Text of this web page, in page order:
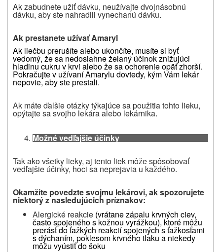
Ak zabudnete užiť dávku, neužívajte dvojnásobnú
dávku, aby ste nahradili vynechanú dávku.
Ak prestanete užívať Amaryl
Ak liečbu prerušíte alebo ukončíte, musíte si byť
vedomý, že sa nedosiahne želaný účinok znižujúci
hladinu cukru v krvi alebo že sa ochorenie opäť zhorší.
Pokračujte v užívaní Amarylu dovtedy, kým Vám lekár
nepovie, aby ste prestali.
Ak máte ďalšie otázky týkajúce sa použitia tohto lieku,
opýtajte sa svojho lekára alebo lekárnika.
Možné vedľajšie účinky
Tak ako všetky lieky, aj tento liek môže spôsobovať
vedľajšie účinky, hoci sa neprejavia u každého.
Okamžite povedzte svojmu lekárovi, ak spozorujete
niektorý z nasledujúcich príznakov:
Alergické reakcie (vrátane zápalu krvných ciev,
často spojeného s kožnou vyrážkou), ktoré môžu
prerásť do ťažkých reakcií spojených s ťažkosťami
s dýchaním, poklesom krvného tlaku a niekedy
môžu vyústiť do šoku